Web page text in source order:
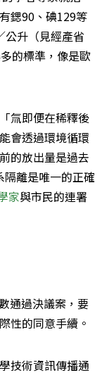
鍶90、碘129等
公升（見經產省
的標準，像是歐
氚即便在稀釋後
會透過環境循環
的放出量是過去
離是唯一的正確
家與市民的連署
通過決議案，要
性的同意手續。
技術資訊傳播通